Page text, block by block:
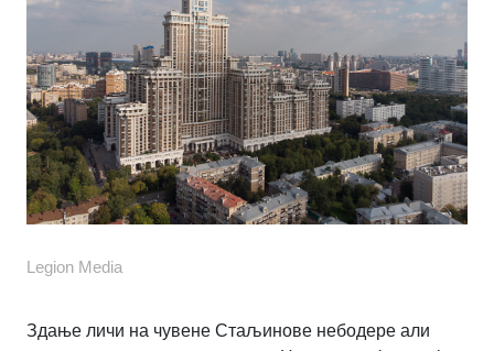
Legion Media
Здање личи на чувене Стаљинове небодере али